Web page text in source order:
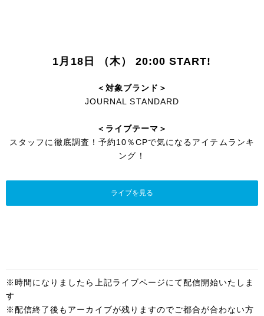
1月18日 （木） 20:00 START!
＜対象ブランド＞
JOURNAL STANDARD
＜ライブテーマ＞
スタッフに徹底調査！予約10％CPで気になるアイテムランキ
ング！
ライブを見る
※時間になりましたら上記ライブページにて配信開始いたしま
す
※配信終了後もアーカイブが残りますのでご都合が合わない方